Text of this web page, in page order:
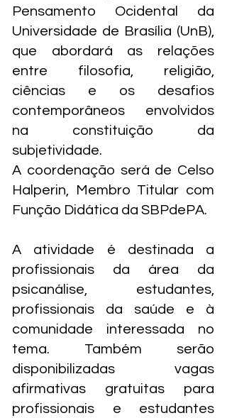
Pensamento Ocidental da
Universidade de Brasília (UnB),
que abordará as relações
entre filosofia, religião,
ciências e os desafios
contemporâneos envolvidos
na constituição da
subjetividade.
A coordenação será de Celso
Halperin, Membro Titular com
Função Didática da SBPdePA.
A atividade é destinada a
profissionais da área da
psicanálise, estudantes,
profissionais da saúde e à
comunidade interessada no
tema. Também serão
disponibilizadas vagas
afirmativas gratuitas para
profissionais e estudantes